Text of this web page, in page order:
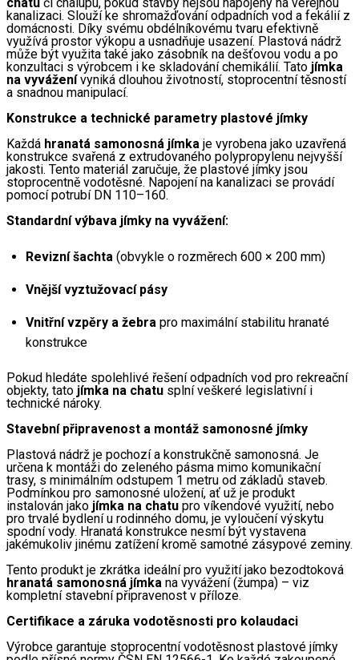
kanalizaci. Slouží ke shromažďování odpadních vod a fekálií z
domácnosti. Díky svému obdélníkovému tvaru efektivně
využívá prostor výkopu a usnadňuje usazení. Plastová nádrž
může být využita také jako zásobník na dešťovou vodu a po
konzultaci s výrobcem i ke skladování chemikálií. Tato jímka
na vyvážení vyniká dlouhou životností, stoprocentní těsností
a snadnou manipulací.
Konstrukce a technické parametry plastové jímky
Každá hranatá samonosná jímka je vyrobena jako uzavřená
konstrukce svařená z extrudovaného polypropylenu nejvyšší
jakosti. Tento materiál zaručuje, že plastové jímky jsou
stoprocentně vodotěsné. Napojení na kanalizaci se provádí
pomocí potrubí DN 110–160.
Standardní výbava jímky na vyvážení:
Revizní šachta (obvykle o rozměrech 600 × 200 mm)
Vnější vyztužovací pásy
Vnitřní vzpěry a žebra pro maximální stabilitu hranaté
konstrukce
Pokud hledáte spolehlivé řešení odpadních vod pro rekreační
objekty, tato jímka na chatu splní veškeré legislativní i
technické nároky.
Stavební připravenost a montáž samonosné jímky
Plastová nádrž je pochozí a konstrukčně samonosná. Je
určena k montáži do zeleného pásma mimo komunikační
trasy, s minimálním odstupem 1 metru od základů staveb.
Podmínkou pro samonosné uložení, ať už je produkt
instalován jako jímka na chatu pro víkendové využití, nebo
pro trvalé bydlení u rodinného domu, je vyloučení výskytu
spodní vody. Hranatá konstrukce nesmí být vystavena
jakémukoliv jinému zatížení kromě samotné zásypové zeminy.
hranatá samonosná jímka na vyvážení (žumpa) – viz
kompletní stavební připravenost v příloze.
Certifikace a záruka vodotěsnosti pro kolaudaci
Výrobce garantuje stoprocentní vodotěsnost plastové jímky